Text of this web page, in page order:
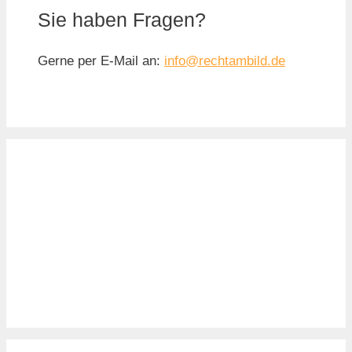
Sie haben Fragen?
Gerne per E-Mail an: info@rechtambild.de